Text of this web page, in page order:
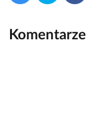
Komentarze